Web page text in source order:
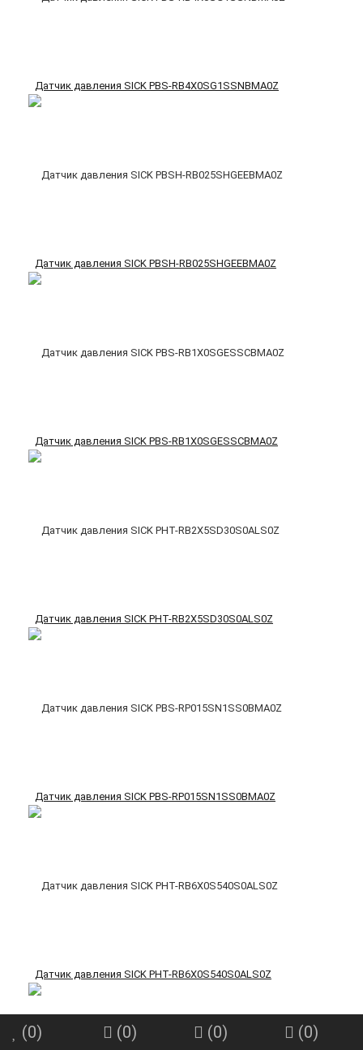
Датчик давления SICK PBS-RB4X0SG1SSNBMA0Z
Датчик давления SICK PBSH-RB025SHGEEBMA0Z
Датчик давления SICK PBS-RB1X0SGESSCBMA0Z
Датчик давления SICK PHT-RB2X5SD30S0ALS0Z
Датчик давления SICK PBS-RP015SN1SS0BMA0Z
Датчик давления SICK PHT-RB6X0S540S0ALS0Z
(0) (0) (0) (0)